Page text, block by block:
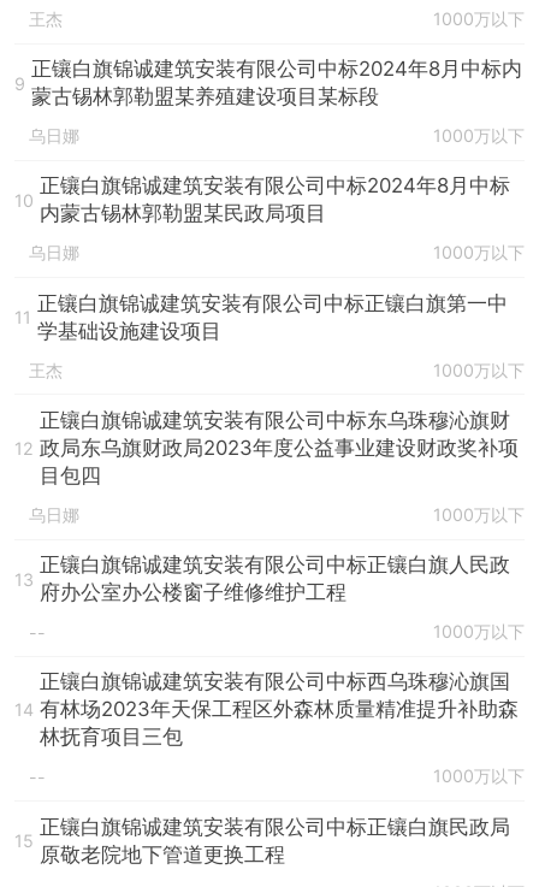
王杰 1000万以下
9
正镶白旗锦诚建筑安装有限公司中标2024年8月中标内
蒙古锡林郭勒盟某养殖建设项目某标段
乌日娜 1000万以下
10
正镶白旗锦诚建筑安装有限公司中标2024年8月中标
内蒙古锡林郭勒盟某民政局项目
乌日娜 1000万以下
11
正镶白旗锦诚建筑安装有限公司中标正镶白旗第一中
学基础设施建设项目
王杰 1000万以下
12
正镶白旗锦诚建筑安装有限公司中标东乌珠穆沁旗财
政局东乌旗财政局2023年度公益事业建设财政奖补项
目包四
乌日娜 1000万以下
13
正镶白旗锦诚建筑安装有限公司中标正镶白旗人民政
府办公室办公楼窗子维修维护工程
-- 1000万以下
14
正镶白旗锦诚建筑安装有限公司中标西乌珠穆沁旗国
有林场2023年天保工程区外森林质量精准提升补助森
林抚育项目三包
-- 1000万以下
15
正镶白旗锦诚建筑安装有限公司中标正镶白旗民政局
原敬老院地下管道更换工程